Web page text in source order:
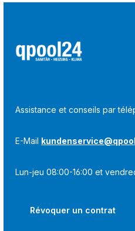
Assistance et conseils par
E-Mail
Lun-jeu 08:00-16:00 et
Révoquer un contrat